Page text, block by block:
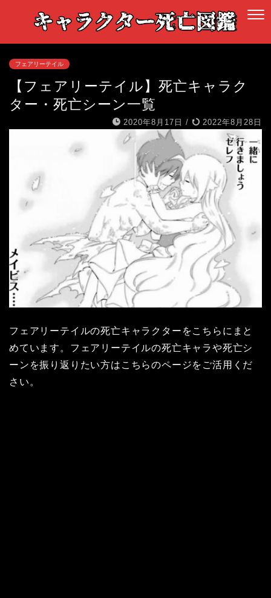
フェアリーテイル
【フェアリーテイル】死亡キャラク
ター・死亡シーン一覧
2020年8月17日 / 2022年8月28日
フェアリーテイルの死亡キャラクターをこちらにまと
めています。フェアリーテイルの死亡キャラや死亡シ
ーンを振り返りたい方はこちらのページをご活用くだ
さい。